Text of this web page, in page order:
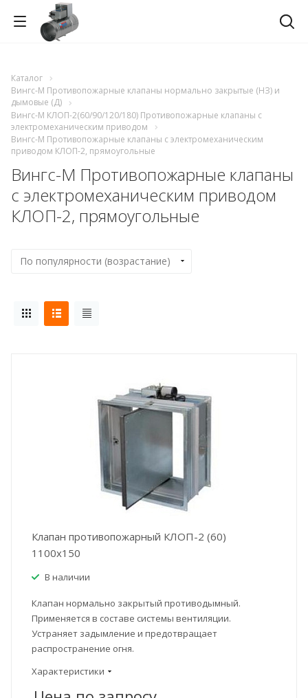
Каталог
Вингс-М Противопожарные клапаны нормально закрытые (НЗ) и
дымовые (Д)
Вингс-М КЛОП-2(60/90/120/180) Противопожарные клапаны с
электромеханическим приводом
Вингс-М Противопожарные клапаны с электромеханическим
приводом КЛОП-2, прямоугольные
Вингс-М Противопожарные клапаны
с электромеханическим приводом
КЛОП-2, прямоугольные
Клапан противопожарный КЛОП-2 (60)
1100x150
В наличии
Клапан нормально закрытый противодымный.
Применяется в составе системы вентиляции.
Устраняет задымление и предотвращает
распространение огня.
Характеристики